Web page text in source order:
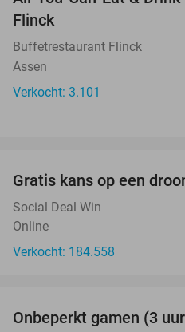
Flinck
Buffetrestaurant Flinck
Assen
Verkocht: 3.101
Gratis kans op een
Social Deal Win
Online
Verkocht: 184.558
Onbeperkt gamen (3